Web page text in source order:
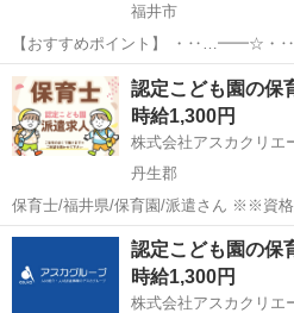
福井市
【おすすめポイント】 ・‥…━━☆
なし♪ フルタイムでしっかり働けます！ ＊土日祝休みなので、 プライ
ベートとの両立もばっちり♪ ＊ピアノが苦
について】 ・‥…...
福井 福井市 保育士
認定こども園の保
時給1,300円
株式会社アスカクリエ
丹生郡
保育士/福井県/保育園/派遣さん ※※資
育園の先生を募集しています♪ 複数担任
¨⌒¨⌒¨⌒¨⌒¨⌒¨⌒¨⌒¨⌒¨⌒¨⌒ 《園につい
在) ■各ク...
福井 丹生郡 保育士
認定こども園の保
時給1,300円
株式会社アスカクリエ